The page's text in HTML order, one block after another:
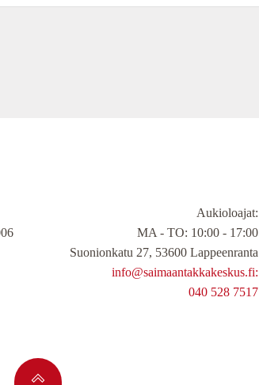
Aukioloajat:
MA - TO: 10:00 - 17:00
Suonionkatu 27, 53600 Lappeenranta
info@saimaantakkakeskus.fi:
040 528 7517